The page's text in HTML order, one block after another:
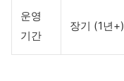
운영
기간
장기 (1년+)